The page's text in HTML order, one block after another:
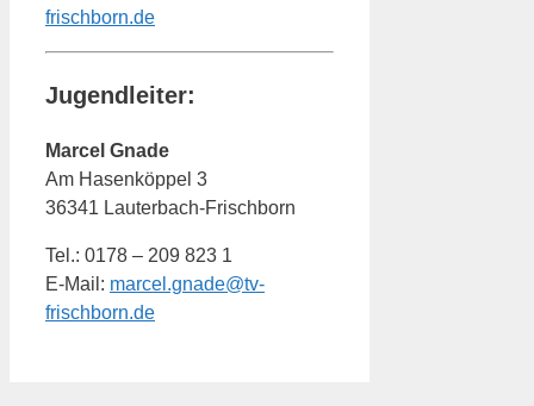
frischborn.de
Jugendleiter:
Marcel Gnade
Am Hasenköppel 3
36341 Lauterbach-Frischborn
Tel.: 0178 – 209 823 1
E-Mail: marcel.gnade@tv-
frischborn.de